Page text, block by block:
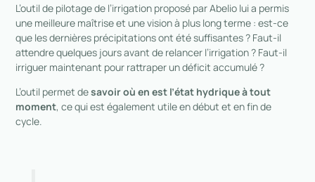
L’outil de pilotage de l’irrigation proposé par Abelio lui a permis
une meilleure maîtrise et une vision à plus longterme : est-ce
que les dernières précipitations ont été suffisantes ? Faut-il
attendre quelques jours avant de relancer l’irrigation ? Faut-il
irriguer maintenant pour rattraper un déficit accumulé ?
L’outil permet desavoir où en est l’état hydrique à tout
moment, ce qui est également utile en début et en fin de
cycle.